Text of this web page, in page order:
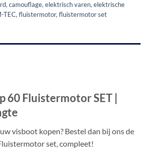
,camouflage,elektrisch varen,elektrische
TEC,fluistermotor,fluistermotor set
60 Fluistermotor SET |
visboot kopen? Bestel dan bij ons de
set, compleet!